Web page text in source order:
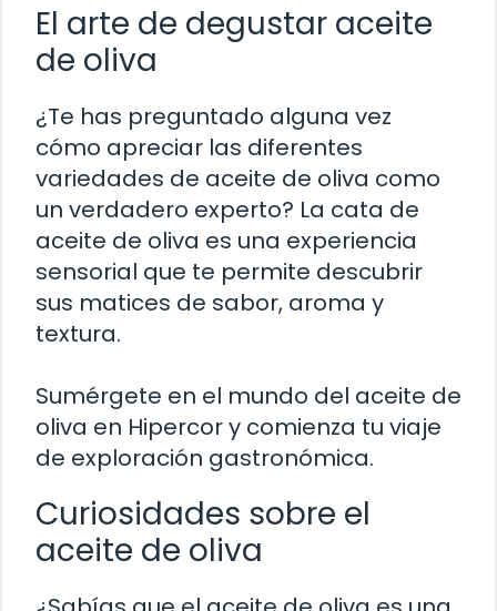
El arte de degustar aceite
de oliva
¿Te has preguntado alguna vez
cómo apreciar las diferentes
variedades de aceite de oliva como
un verdadero experto? La cata de
aceite de oliva es una experiencia
sensorial que te permite descubrir
sus matices de sabor, aroma y
textura.
Sumérgete en el mundo del aceite de
oliva en Hipercor y comienza tu viaje
de exploración gastronómica.
Curiosidades sobre el
aceite de oliva